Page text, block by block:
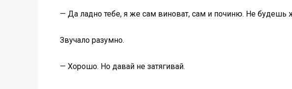
— Да ладно тебе, я же сам виноват, сам и починю. Не будешь
Звучало разумно.
— Хорошо. Но давай не затягивай.